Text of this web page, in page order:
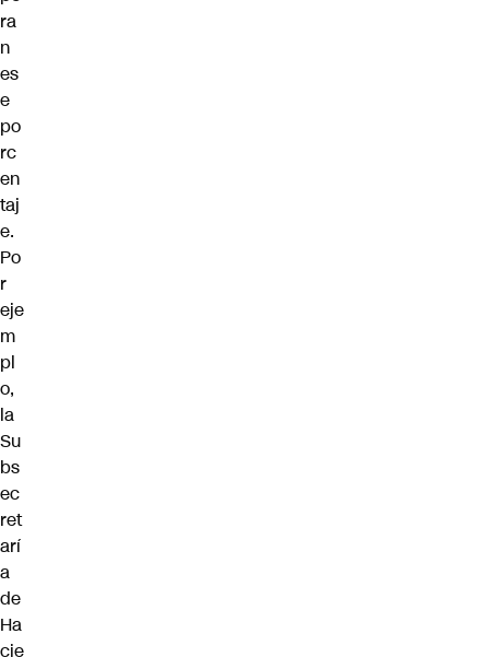
ra
n
es
e
po
rc
en
taj
e.
Po
r
eje
m
pl
o,
la
Su
bs
ec
ret
arí
a
de
Ha
cie